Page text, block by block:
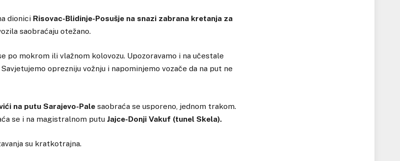
dionici Risovac-Blidinje-Posušje na snazi zabrana kretanja za
saobraćaju otežano.
po mokrom ili vlažnom kolovozu. Upozoravamo i na učestale
oprezniju vožnju i napominjemo vozače da na put ne
na putu Sarajevo-Pale saobraća se usporeno, jednom trakom.
se i na magistralnom putu Jajce-Donji Vakuf (tunel Skela).
su kratkotrajna.